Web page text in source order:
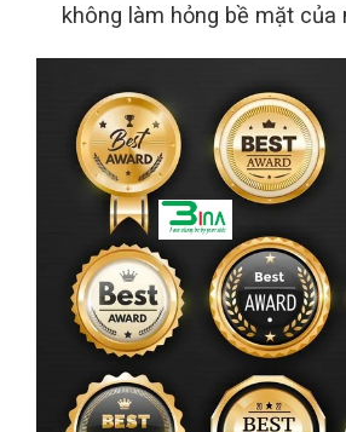
không làm hỏng bề mặt của